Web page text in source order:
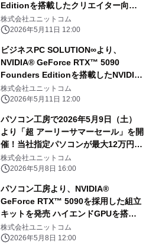
Editionを搭載したクリエイター向け
パソコンを販売開始
株式会社ユニットコム
2026年5月11日 12:00
ビジネスPC SOLUTION∞より、
NVIDIA® GeForce RTX™ 5090
Founders Editionを搭載したNVIDIA
Studio 認定PC、ワークステーション
を販売開始
株式会社ユニットコム
2026年5月11日 12:00
パソコン工房で2026年5月9日（土）
より「超 アーリーサマーセール」を開
催！当社指定パソコンが最大12万円引
き、さらにセール期限限定の「PCパー
ツ・周辺機器等の日替わりセール商
供！
株式会社ユニットコム
2026年5月8日 16:00
パソコン工房より、NVIDIA®
GeForce RTX™ 5090を採用した組立
キットを発売 ハイエンドGPUを搭載
ながら、容積33Lのコンパクトサイズ
を実現！さらに、組立代行工賃が最大
株式会社ユニットコム
2026年5月8日 12:00